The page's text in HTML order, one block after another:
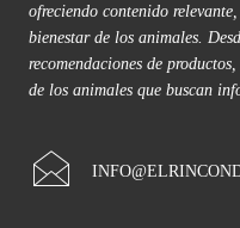
ofreciendo contenido
bienestar de los animales.
recomendaciones de
de los animales que buscan